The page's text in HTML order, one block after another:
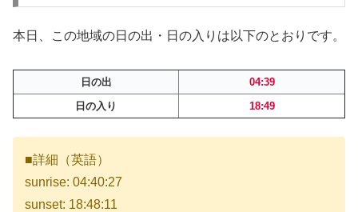
本日、この地域の日の出・日の入りは以下のとおりです。
日の出
04:39
日の入り
18:49
■詳細（英語）
sunrise: 04:40:27
sunset: 18:48:11